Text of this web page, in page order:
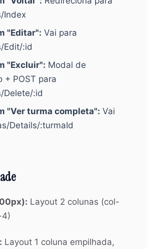
Index
"Editar": Vai para
Edit/:id
"Excluir": Modal de
+ POST para
Delete/:id
"Ver turma completa": Vai
Details/:turmaId
Layout 2 colunas (col-
Layout 1 coluna empilhada,